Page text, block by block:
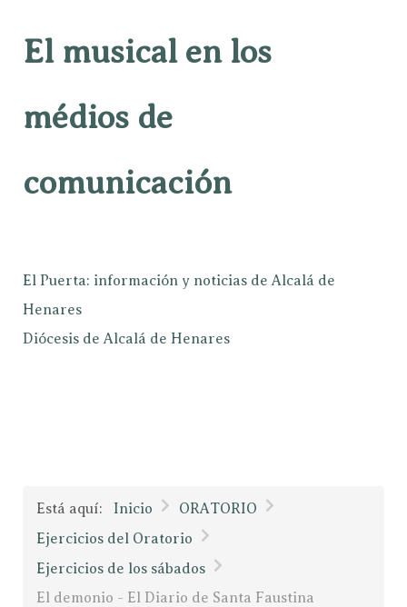
El musical en los
médios de
comunicación
El Puerta: información y noticias de Alcalá de
Henares
Diócesis de Alcalá de Henares
Está aquí: Inicio
ORATORIO
Ejercicios del Oratorio
Ejercicios de los sábados
El demonio - El Diario de Santa Faustina